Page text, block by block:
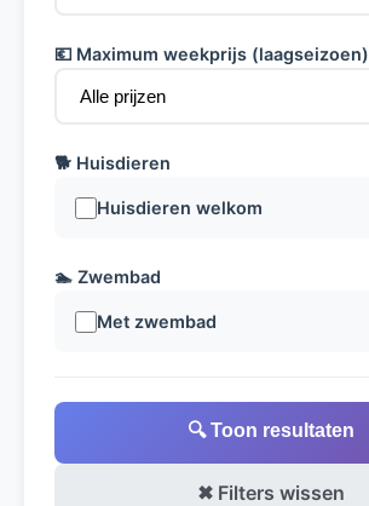
💶 Maximum weekprijs (laagseizoen)
🐕 Huisdieren
Huisdieren welkom
🏊 Zwembad
Met zwembad
🔍 Toon resultaten
✖ Filters wissen